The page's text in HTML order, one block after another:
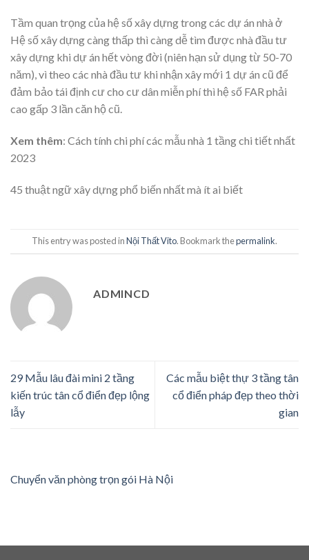
Tầm quan trọng của hệ số xây dựng trong các dự án nhà ở
Hệ số xây dựng càng thấp thì càng dễ tìm được nhà đầu tư
xây dựng khi dự án hết vòng đời (niên hạn sử dụng từ 50-70
năm), vì theo các nhà đầu tư khi nhận xây mới 1 dự án cũ để
đảm bảo tái định cư cho cư dân miễn phí thì hệ số FAR phải
cao gấp 3 lần căn hộ cũ.
Xem thêm: Cách tính chi phí các mẫu nhà 1 tầng chi tiết nhất
2023
45 thuật ngữ xây dựng phổ biến nhất mà ít ai biết
This entry was posted inNội Thất Vito. Bookmark thepermalink.
ADMINCD
29 Mẫu lâu đài mini 2 tầng
kiến trúc tân cổ điển đẹp lộng
lẫy
Các mẫu biệt thự 3 tầng tân
cổ điển pháp đẹp theo thời
gian
Chuyển văn phòng trọn gói Hà Nội